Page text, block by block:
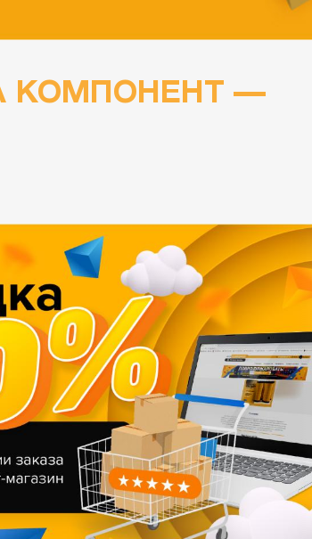
КОМПОНЕНТ —